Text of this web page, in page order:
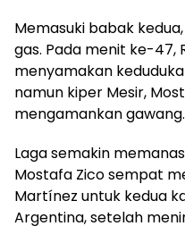
Memasuki babak
gas. Pada menit ke-47,
menyamakan
namun kiper Mesir,
mengamankan gawang.
Laga semakin
Mostafa Zico sempat
Martínez untuk kedua
Argentina, setelah